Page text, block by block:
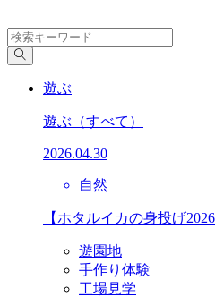
遊ぶ
遊ぶ （すべて）
2026.04.30
自然
【ホタルイカの身投げ
遊園地
手作り体験
工場見学